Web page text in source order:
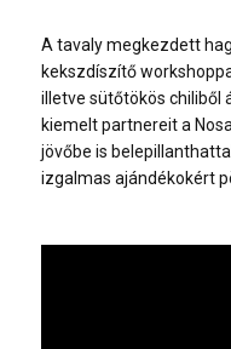
A tavaly megkezdett
kekszdíszítő
illetve sütőtökös chiliből
kiemelt partnereit a
jövőbe is
izgalmas ajándékokért